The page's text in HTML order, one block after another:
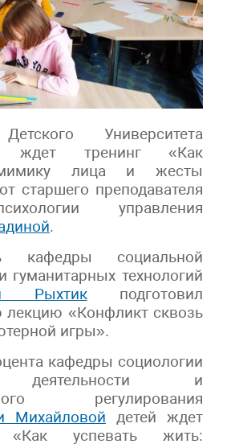
Университета
ждет тренинг «Как
мимику лица и жесты
старшего преподавателя
управления
.
кафедры социальной
гуманитарных технологий
Рыхтикподготовил
лекцию «Конфликт сквозь
игры».
кафедры социологии
деятельности и
регулирования
Михайловой детей ждет
«Как успевать жить: